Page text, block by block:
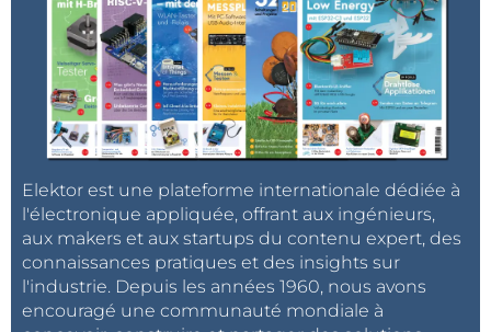
Elektor est une plateforme internationale dédiée à
l'électronique appliquée, offrant aux ingénieurs,
aux makers et aux startups du contenu expert, des
connaissances pratiques et des insights sur
l'industrie. Depuis les années 1960, nous avons
encouragé une communauté mondiale à